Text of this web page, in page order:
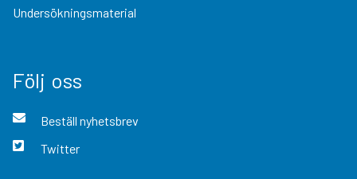
Undersökningsmaterial
Följ oss
Beställ nyhetsbrev
Twitter